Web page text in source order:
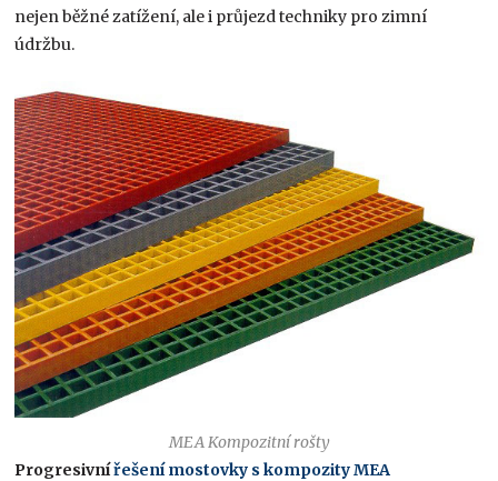
nejen běžné zatížení, ale i průjezd techniky pro zimní
údržbu.
MEA Kompozitní rošty
Progresivnířešení mostovky s kompozity MEA